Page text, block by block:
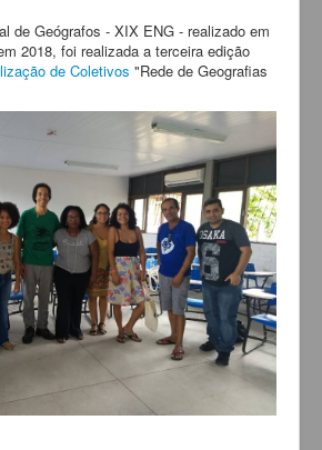
de Geógrafos - XIX ENG - realizado em
2018, foi realizada a terceira edição
de Coletivos "Rede de Geografias